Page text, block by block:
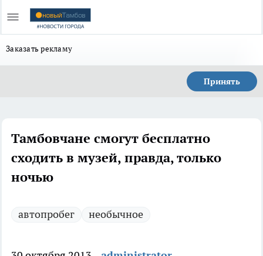
Заказать рекламу
Принять
Тамбовчане смогут бесплатно
сходить в музей, правда, только
ночью
автопробег необычное